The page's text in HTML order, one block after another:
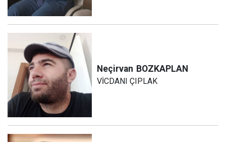
Neçirvan BOZKAPLAN
VİCDANI ÇIPLAK